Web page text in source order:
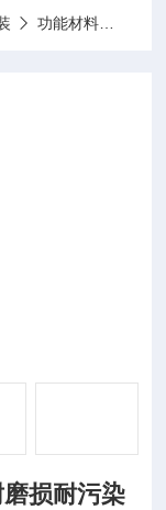
功能材料
损耐污染